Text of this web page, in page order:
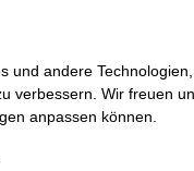
und andere
verbessern. Wir freuen
anpassen können.